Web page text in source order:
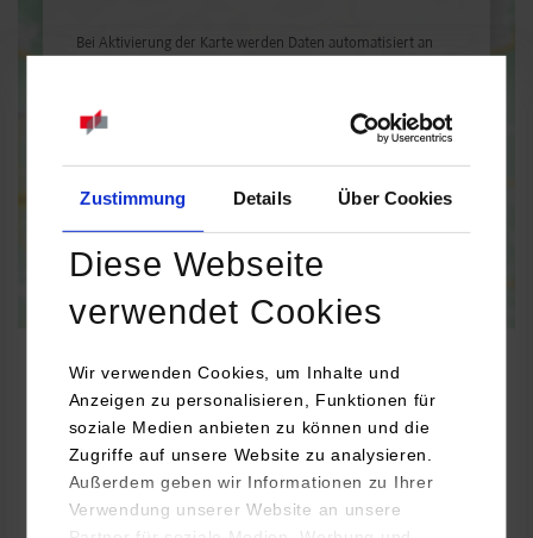
Zustimmung Details Über Cookies
Diese Webseite
verwendet Cookies
Wir verwenden Cookies, um Inhalte und
Anzeigen zu personalisieren, Funktionen für
soziale Medien anbieten zu können und die
Zugriffe auf unsere Website zu analysieren.
Außerdem geben wir Informationen zu Ihrer
Verwendung unserer Website an unsere
Bei Aktivierung der Karte werden Daten automatisiert an
Einmalig aktivieren
Maschinenbau / Fahrzeug-System-Engineering
BOCAR GmbH
Max-Lang-Straße 4